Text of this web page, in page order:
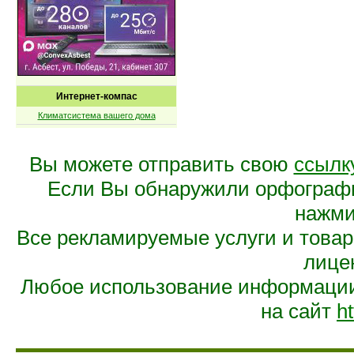
Интернет-компас
Климатсистема вашего дома
Вы можете отправить свою
Если Вы обнаружили
Все рекламируемые услуги и
Любое использование
на сайт